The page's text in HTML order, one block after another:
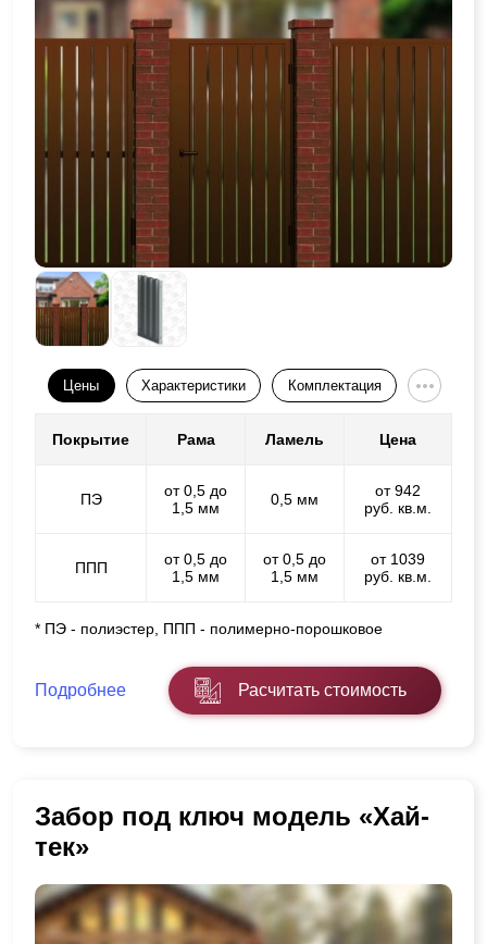
Цены Характеристики Комплектация
Покрытие Рама Ламель Цена
ПЭ
от 0,5 до
1,5 мм
0,5 мм
от 942
руб. кв.м.
ППП
от 0,5 до
1,5 мм
от 0,5 до
1,5 мм
от 1039
руб. кв.м.
* ПЭ - полиэстер, ППП - полимерно-порошковое
Подробнее Расчитать стоимость
Забор под ключ модель «Хай-
тек»